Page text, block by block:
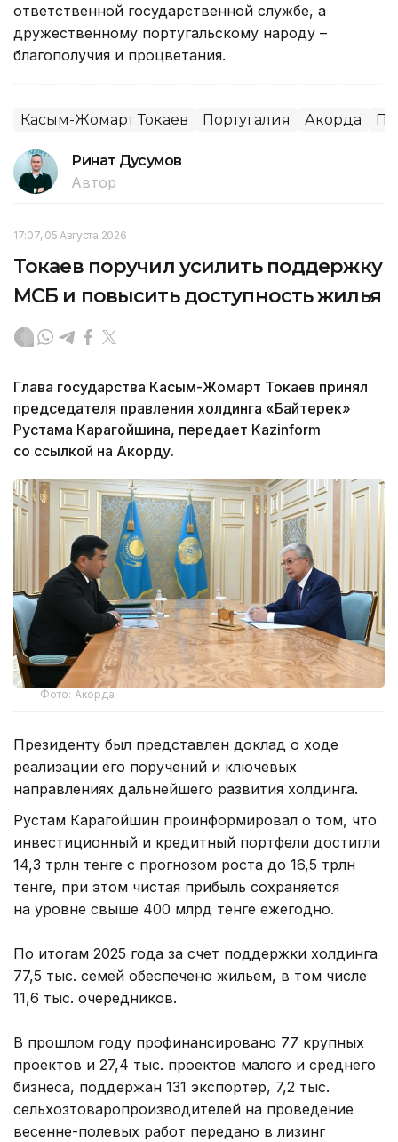
ответственной государственной службе, а
дружественному португальскому народу –
благополучия и процветания.
Касым-Жомарт Токаев Португалия Акорда
Ринат Дусумов
Автор
17:07, 05 Августа 2026
Токаев поручил усилить поддержку
МСБ и повысить доступность жилья
Глава государства Касым-Жомарт Токаев принял
председателя правления холдинга «Байтерек»
Рустама Карагойшина, передает Kazinform
со ссылкой на Акорду.
Фото: Акорда
Президенту был представлен доклад о ходе
реализации его поручений и ключевых
направлениях дальнейшего развития холдинга.
Рустам Карагойшин проинформировал о том, что
инвестиционный и кредитный портфели достигли
14,3 трлн тенге с прогнозом роста до 16,5 трлн
тенге, при этом чистая прибыль сохраняется
на уровне свыше 400 млрд тенге ежегодно.
По итогам 2025 года за счет поддержки холдинга
77,5 тыс. семей обеспечено жильем, в том числе
11,6 тыс. очередников.
В прошлом году профинансировано 77 крупных
проектов и 27,4 тыс. проектов малого и среднего
бизнеса, поддержан 131 экспортер, 7,2 тыс.
сельхозтоваропроизводителей на проведение
весенне-полевых работ передано в лизинг